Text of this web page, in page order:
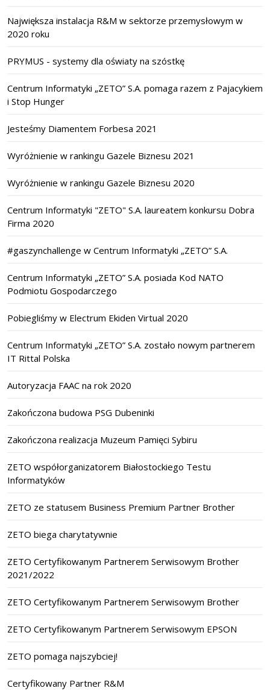
Największa instalacja R&M w sektorze przemysłowym w
2020 roku
PRYMUS - systemy dla oświaty na szóstkę
Centrum Informatyki „ZETO” S.A. pomaga razem z Pajacykiem
i Stop Hunger
Jesteśmy Diamentem Forbesa 2021
Wyróżnienie w rankingu Gazele Biznesu 2021
Wyróżnienie w rankingu Gazele Biznesu 2020
Centrum Informatyki "ZETO" S.A. laureatem konkursu Dobra
Firma 2020
#gaszynchallenge w Centrum Informatyki „ZETO” S.A.
Centrum Informatyki „ZETO” S.A. posiada Kod NATO
Podmiotu Gospodarczego
Pobiegliśmy w Electrum Ekiden Virtual 2020
Centrum Informatyki „ZETO” S.A. zostało nowym partnerem
IT Rittal Polska
Autoryzacja FAAC na rok 2020
Zakończona budowa PSG Dubeninki
Zakończona realizacja Muzeum Pamięci Sybiru
ZETO współorganizatorem Białostockiego Testu
Informatyków
ZETO ze statusem Business Premium Partner Brother
ZETO biega charytatywnie
ZETO Certyfikowanym Partnerem Serwisowym Brother
2021/2022
ZETO Certyfikowanym Partnerem Serwisowym Brother
ZETO Certyfikowanym Partnerem Serwisowym EPSON
ZETO pomaga najszybciej!
Certyfikowany Partner R&M